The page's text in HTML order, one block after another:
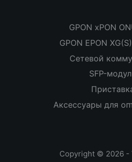
GPON xPON
GPON EPON
Сетевой
SFP-
Аксессуары для
Copyright © 2026 -